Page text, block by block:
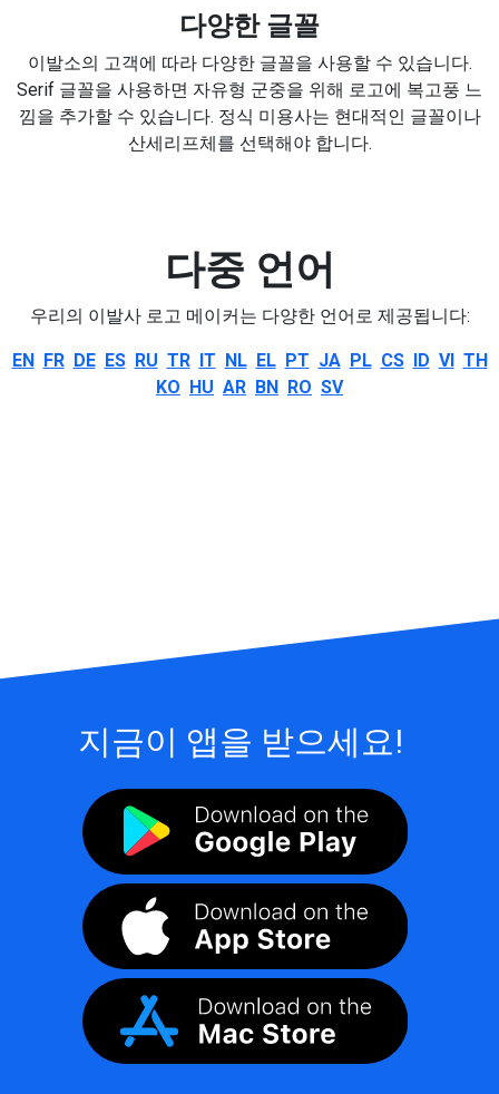
다양한 글꼴
이발소의 고객에 따라 다양한 글꼴을 사용할 수 있습니다.
Serif 글꼴을 사용하면 자유형 군중을 위해 로고에 복고풍 느
낌을 추가할 수 있습니다. 정식 미용사는 현대적인 글꼴이나
산세리프체를 선택해야 합니다.
다중 언어
우리의 이발사 로고 메이커는 다양한 언어로 제공됩니다:
EN FR DE ES RU TR IT NL EL PT JA PL CS ID VI TH
KO HU AR BN RO SV
지금이 앱을 받으세요!